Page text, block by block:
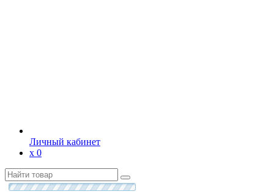
Личный кабинет
х 0